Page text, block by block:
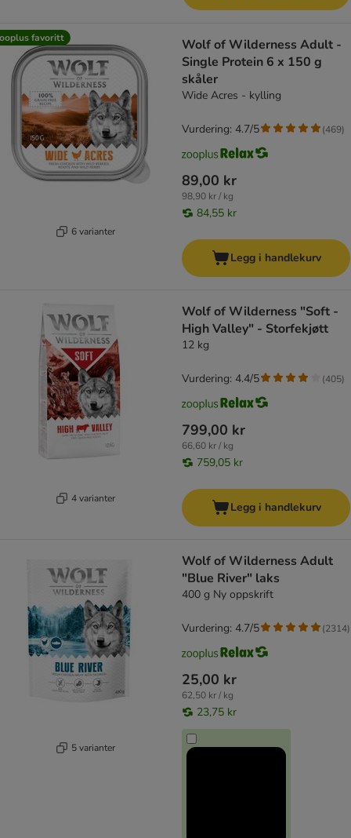
favoritt
6 varianter
Wolf of Wilderness Adult -
Single Protein 6 x 150 g
skåler
Wide Acres - kylling
89,00 kr
98,90 kr / kg
84,55 kr
Vurdering: 4.7/5 (469)
Legg i handlekurv
4 varianter
Wolf of Wilderness "Soft -
High Valley" - Storfekjøtt
12 kg
799,00 kr
66,60 kr / kg
759,05 kr
Vurdering: 4.4/5 (405)
Legg i handlekurv
5 varianter
Wolf of Wilderness Adult
"Blue River" laks
400 g Ny oppskrift
25,00 kr
62,50 kr / kg
23,75 kr
Vurdering: 4.7/5 (2314)